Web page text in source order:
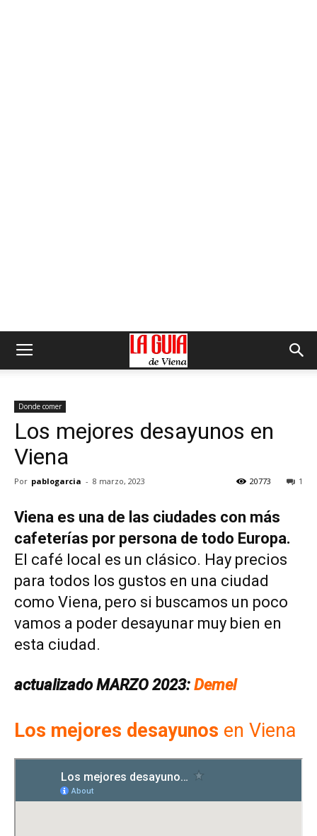
Donde comer
Los mejores desayunos en
Viena
Por pablogarcia - 8 marzo, 2023 1
20773
Viena es una de las ciudades con más
cafeterías por persona de todo Europa.
El café local es un clásico. Hay precios
para todos los gustos en una ciudad
como Viena, pero si buscamos un poco
vamos a poder desayunar muy bien en
esta ciudad.
actualizado MARZO 2023: Demel
Los mejores desayunos en Viena